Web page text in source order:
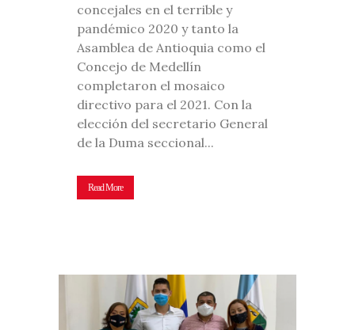
concejales en el terrible y
pandémico 2020 y tanto la
Asamblea de Antioquia como el
Concejo de Medellín
completaron el mosaico
directivo para el 2021. Con la
elección del secretario General
de la Duma seccional...
Read More